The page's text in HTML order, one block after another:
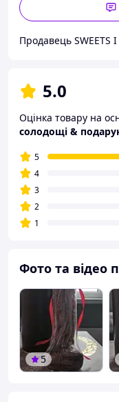
Продавець SWEETS
5.0
Оцінка товару на
солодощі &
5
4
3
2
1
Фото та відео
5